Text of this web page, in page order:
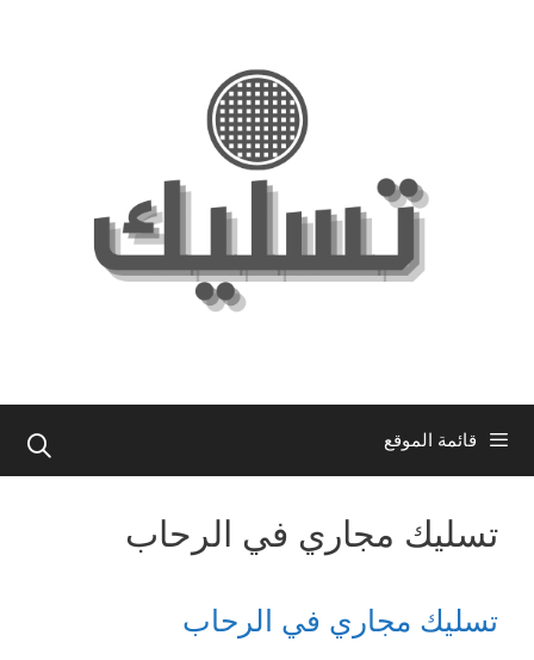
قائمة الموقع
تسليك مجاري في الرحاب
تسليك مجاري في الرحاب